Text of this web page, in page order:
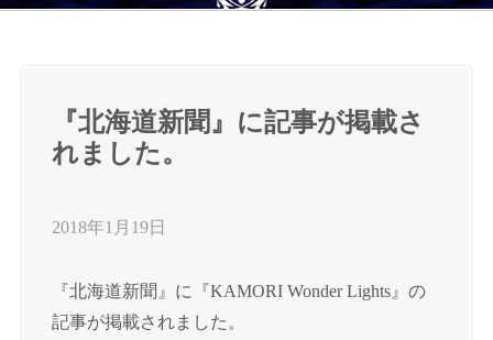
『北海道新聞』に記事が掲載さ
れました。
2018年1月19日
『北海道新聞』に『KAMORI Wonder Lights』の
記事が掲載されました。